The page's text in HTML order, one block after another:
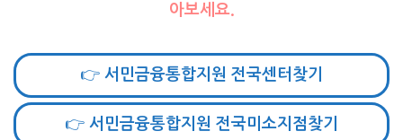
아보세요.
👉 서민금융통합지원 전국센터찾기
👉 서민금융통합지원 전국미소지점찾기